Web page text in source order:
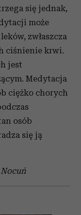
się jednak,
może
zwłaszcza
ciśnienie krwi.
jest
Medytacja
ciężko chorych
osób
się ją